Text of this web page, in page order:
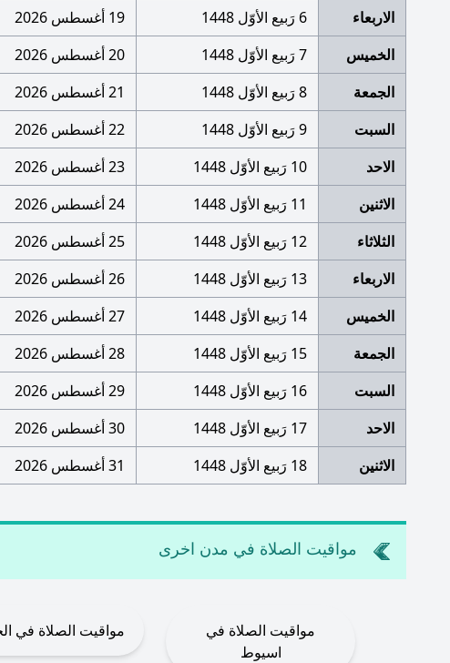
الاربعاء
6 رَبيع الأوّل 1448 19 أغسطس 2026
الخميس
7 رَبيع الأوّل 1448 20 أغسطس 2026
الجمعة
8 رَبيع الأوّل 1448 21 أغسطس 2026
السبت
9 رَبيع الأوّل 1448 22 أغسطس 2026
الاحد
10 رَبيع الأوّل 1448 23 أغسطس 2026
الاثنين
11 رَبيع الأوّل 1448 24 أغسطس 2026
الثلاثاء
12 رَبيع الأوّل 1448 25 أغسطس 2026
الاربعاء
13 رَبيع الأوّل 1448 26 أغسطس 2026
الخميس
14 رَبيع الأوّل 1448 27 أغسطس 2026
الجمعة
15 رَبيع الأوّل 1448 28 أغسطس 2026
السبت
16 رَبيع الأوّل 1448 29 أغسطس 2026
الاحد
17 رَبيع الأوّل 1448 30 أغسطس 2026
الاثنين
18 رَبيع الأوّل 1448 31 أغسطس 2026
مواقيت الصلاة في مدن اخرى
مواقيت الصلاة في
اسيوط
مواقيت الصلاة في